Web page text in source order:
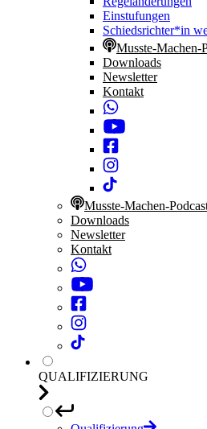
Einstufungen
Schiedsrichter*in
Musste-Machen-
Downloads
Newsletter
Kontakt
Musste-Machen-
Downloads
Newsletter
Kontakt
QUALIFIZIERUNG